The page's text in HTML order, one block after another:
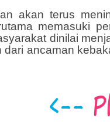
akan terus
memasuki
dinilai
dari ancaman